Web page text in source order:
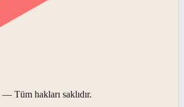
— Tüm hakları saklıdır.